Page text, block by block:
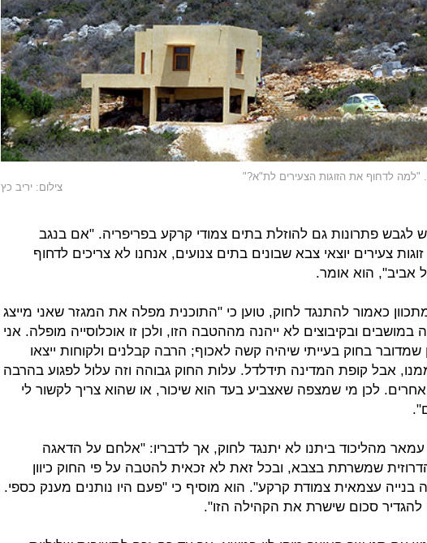
"למה לדחוף את הזוגות הצעירים לת"א?"
צילום: יריב כץ
לגבש פתרונות גם להוזלת בתים צמודי קרקע בפריפריה. "אם בנגב
זוגות צעירים יוצאי צבא שבונים בתים צנועים, אנחנו לא צריכים לדחוף
אביב", הוא אומר.
כאמור להתנגד לחוק, טוען כי "התוכנית מפלה את המגזר שאני מייצג
במושבים ובקיבוצים לא ייהנה מההטבה הזו, ולכן זו אוכלוסייה מופלה. אני
בחוק בעייתי שיהיה קשה לאכוף; הרבה קבלנים ולקוחות ייצאו
אבל קופת המדינה תידלדל. עלות החוק גבוהה וזה עלול לפגוע בהרבה
לכן מי שמצפה שאצביע בעד הוא שיכור, או שהוא צריך לקשור לי
מהליכוד ביתנו לא יתנגד לחוק, אך לדבריו: "אלחם על הדאגה
שמשרתת בצבא, ובכל זאת לא זכאית להטבה על פי החוק כיוון
בנייה עצמאית צמודת קרקע". הוא מוסיף כי "פעם היו נותנים מענק כספי.
להגדיר סכום שישרת את הקהילה הזו".